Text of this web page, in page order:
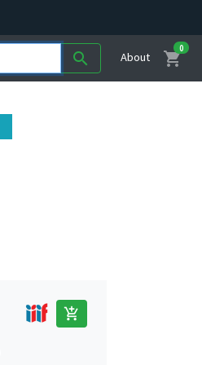
search About shopping_cart
0
add_shopping_cart